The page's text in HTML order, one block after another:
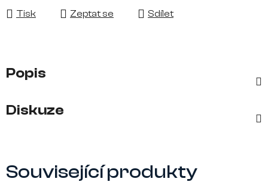
Tisk Zeptat se Sdílet
Popis
Diskuze
Související produkty